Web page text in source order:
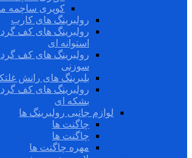
کوپری ساچمه
رولبرینگ های کارب
رولبرینگ های کف
استوانه ای
رولبرینگ های کف
سوزنی
بلبرینگ های رانش
رولبرینگ های کف
بشکه ای
لوازم جانبی رولبرینگ ها
چاگنت ها
چاگنت ها
مهره چاگنت ها